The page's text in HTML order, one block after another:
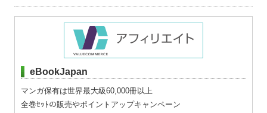
eBookJapan
マンガ保有は世界最大級60,000冊以上
全巻ｾｯﾄの販売やポイントアップキャンペーン